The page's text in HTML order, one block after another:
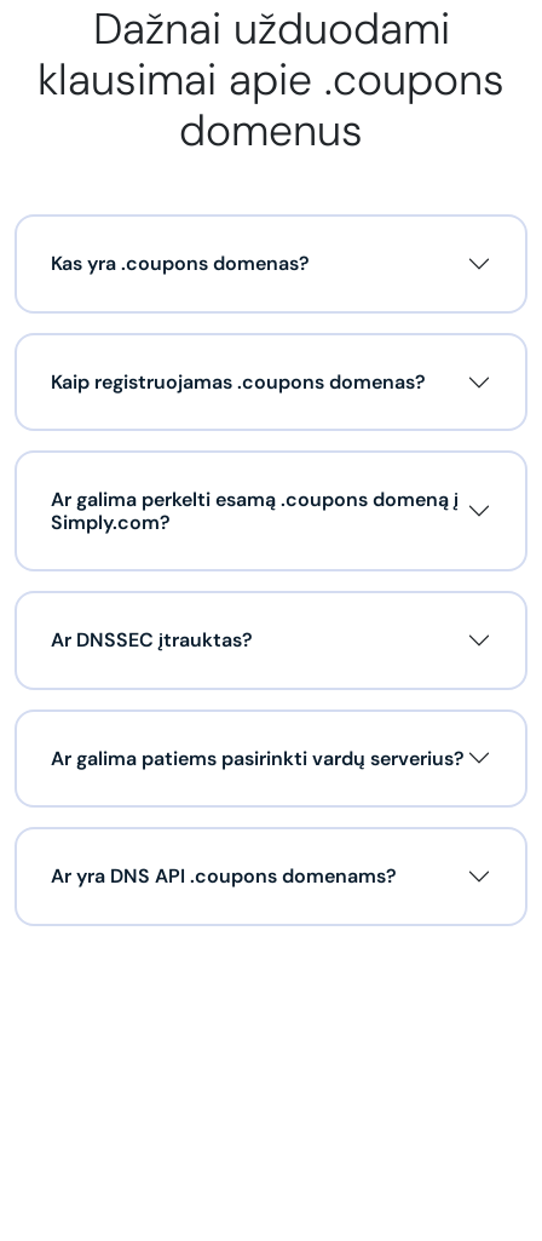
Dažnai užduodami
klausimai apie .coupons
domenus
Kas yra .coupons domenas?
Kaip registruojamas .coupons domenas?
Ar galima perkelti esamą .coupons domeną į
Simply.com?
Ar DNSSEC įtrauktas?
Ar galima patiems pasirinkti vardų serverius?
Ar yra DNS API .coupons domenams?